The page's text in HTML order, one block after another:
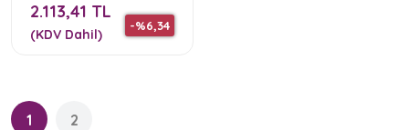
-%6,34
2.113,41 TL
(KDV Dahil)
1 2